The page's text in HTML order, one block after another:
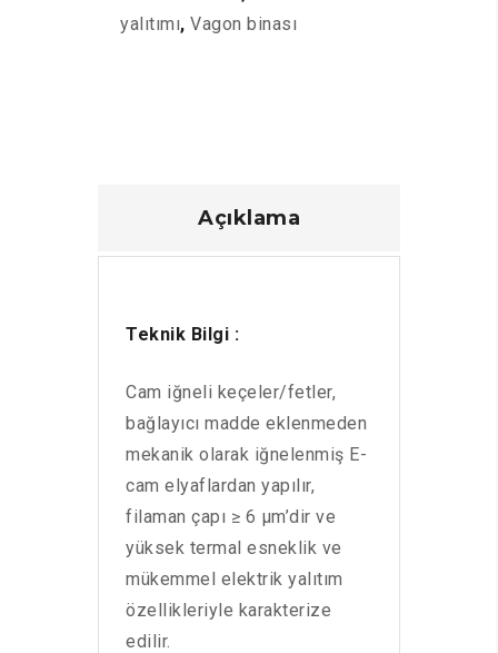
yalıtımı, Vagon binası
Açıklama
Teknik Bilgi :
Cam iğneli keçeler/fetler,
bağlayıcı madde eklenmeden
mekanik olarak iğnelenmiş E-
cam elyaflardan yapılır,
filaman çapı ≥ 6 µm’dir ve
yüksek termal esneklik ve
mükemmel elektrik yalıtım
özellikleriyle karakterize
edilir.